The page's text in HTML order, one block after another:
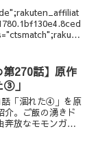
第270話】原作
③」
話「涸れた④」を原
介。ご飯の湧きド
奔放なモモンガが